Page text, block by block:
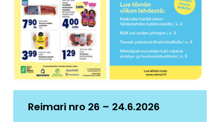
Reimari nro 26 – 24.6.2026